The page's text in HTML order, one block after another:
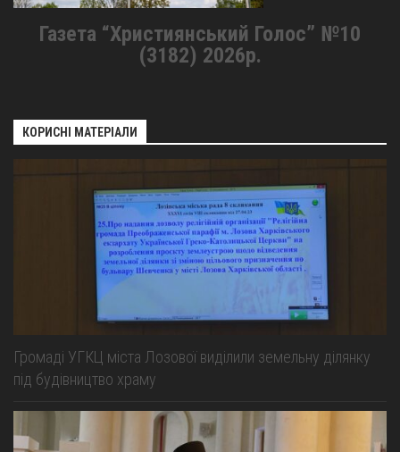
Газета “Християнський Голос” №10
(3182) 2026р.
КОРИСНІ МАТЕРІАЛИ
Громаді УГКЦ міста Лозової виділили земельну ділянку
під будівництво храму